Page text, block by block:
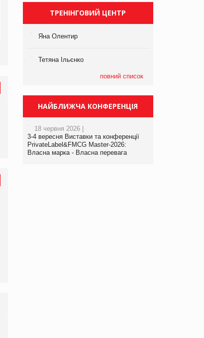
ТРЕНІНГОВИЙ ЦЕНТР
Яна Олентир
Тетяна Ільєнко
повний список
НАЙБЛИЖЧА КОНФЕРЕНЦІЯ
18 червня 2026 |
3-4 вересня Виставки та конференції
PrivateLabel&FMCG Master-2026:
Власна марка - Власна перевага